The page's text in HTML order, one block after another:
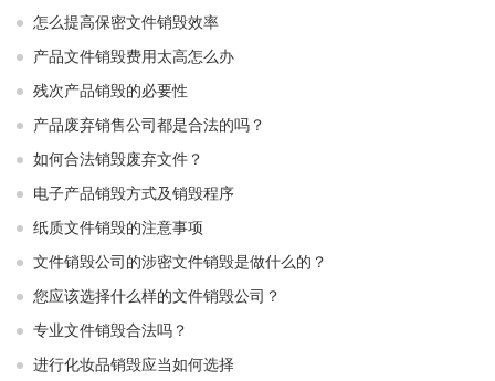
怎么提高保密文件销毁效率
产品文件销毁费用太高怎么办
残次产品销毁的必要性
产品废弃销售公司都是合法的吗？
如何合法销毁废弃文件？
电子产品销毁方式及销毁程序
纸质文件销毁的注意事项
文件销毁公司的涉密文件销毁是做什么的？
您应该选择什么样的文件销毁公司？
专业文件销毁合法吗？
进行化妆品销毁应当如何选择